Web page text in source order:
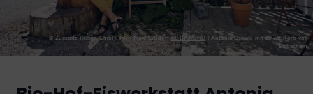
© Zugspitz Region GmbH, Foto Marc GilsdorfCC-BY-NC-ND | Antonia Oswald mit einem Korb voll
Eisbechern